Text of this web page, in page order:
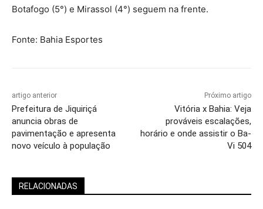
Botafogo (5°) e Mirassol (4°) seguem na frente.
Fonte: Bahia Esportes
artigo anterior
Prefeitura de Jiquiriçá
anuncia obras de
pavimentação e apresenta
novo veículo à população
Próximo artigo
Vitória x Bahia: Veja
prováveis escalações,
horário e onde assistir o Ba-
Vi 504
RELACIONADAS